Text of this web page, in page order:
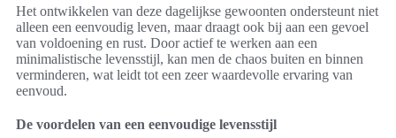
Het ontwikkelen van deze dagelijkse gewoonten ondersteunt niet
alleen een eenvoudig leven, maar draagt ook bij aan een gevoel
van voldoening en rust. Door actief te werken aan een
minimalistische levensstijl, kan men de chaos buiten en binnen
verminderen, wat leidt tot een zeer waardevolle ervaring van
eenvoud.
De voordelen van een eenvoudige levensstijl